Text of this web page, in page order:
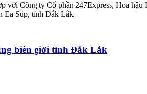
Công ty Cổ phần 247Express, Hoa
Ea Súp, tỉnh Đắk Lắk.
biên giới tỉnh Đắk Lắk